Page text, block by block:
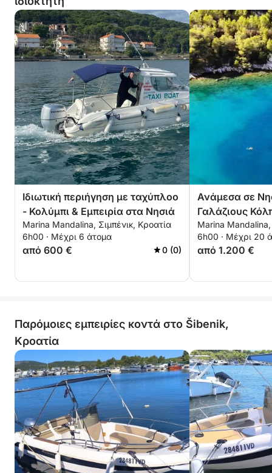
ειδικά για εσάς
Ιδιωτική περιήγηση με ταχύπλοο
- Κολύμπι & Εμπειρία στα Νησιά
Marina Mandalina, Σιμπένικ, Κροατία
6h00 · Μέχρι 6 άτομα
από 600 € 0 (0)
Ανάμεσα σε
Γαλάζιους
Marina Mandalina,
6h00 · Μέχρι 20
από 1.200 €
Παρόμοιες εμπειρίες κοντά στο Šibenik,
Κροατία